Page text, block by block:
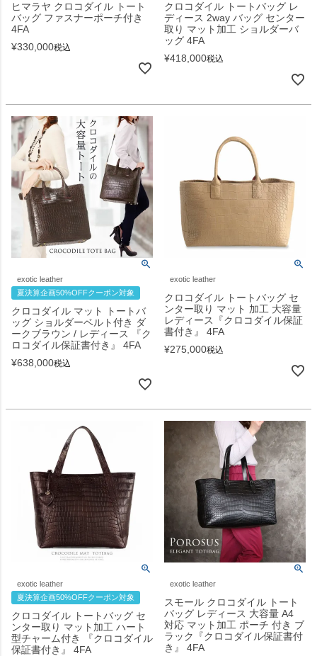
ヒマラヤ クロコダイル トート
バッグ ファスナーポーチ付き
4FA
¥330,000税込
クロコダイル トートバッグ レ
ディース 2way バッグ センター
取り マット加工 ショルダーバ
ッグ 4FA
¥418,000税込
exotic leather
夏決算企画50%OFFクーポン対象
クロコダイル マット トートバ
ッグ ショルダーベルト付き ダ
ークブラウン / レディース 『ク
ロコダイル保証書付き』 4FA
¥638,000税込
exotic leather
クロコダイル トートバッグ セ
ンター取り マット 加工 大容量
レディース『クロコダイル保証
書付き』 4FA
¥275,000税込
exotic leather
夏決算企画50%OFFクーポン対象
クロコダイル トートバッグ セ
ンター取り マット加工 ハート
型チャーム付き 『クロコダイル
保証書付き』 4FA
exotic leather
スモール クロコダイル トート
バッグ レディース 大容量 A4
対応 マット加工 ポーチ 付き ブ
ラック『クロコダイル保証書付
き』 4FA